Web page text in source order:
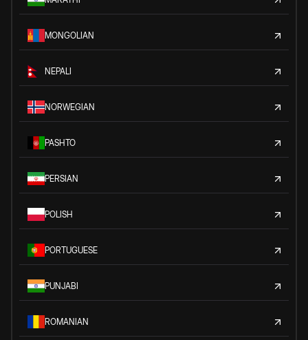
MONGOLIAN
NEPALI
NORWEGIAN
PASHTO
PERSIAN
POLISH
PORTUGUESE
PUNJABI
ROMANIAN